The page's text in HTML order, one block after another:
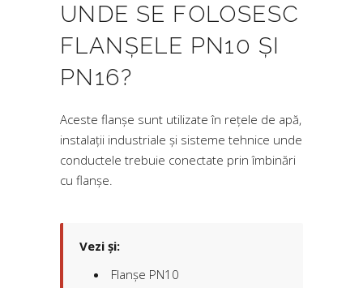
UNDE SE FOLOSESC
FLANȘELE PN10 ȘI
PN16?
Aceste flanșe sunt utilizate în rețele de apă,
instalații industriale și sisteme tehnice unde
conductele trebuie conectate prin îmbinări
cu flanșe.
Vezi și:
Flanșe PN10